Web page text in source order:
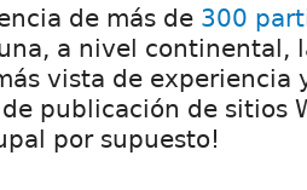
de más de 300
a nivel continental,
vista de experiencia
publicación de sitios
por supuesto!